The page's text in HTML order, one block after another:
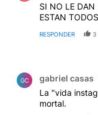
SI NO LE DAN
ESTAN
RESPONDER 3
GC gabriel casas
La "vida
mortal.